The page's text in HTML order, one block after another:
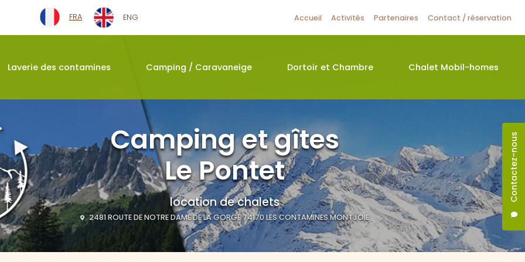
FRA ENG
Contactez-nous
Accueil Activités Partenaires Contact / réservation
Laverie des contamines Camping / Caravaneige Dortoir et Chambre Chalet Mobil-homes
Camping et gîtes
Le Pontet
location de chalets
2481 ROUTE DE NOTRE DAME DE LA GORGE 74170LES CONTAMINES MONTJOIE